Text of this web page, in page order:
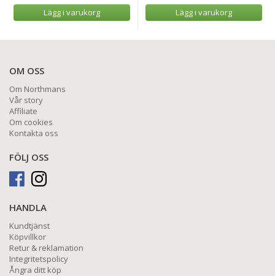
Lägg i varukorg Lägg i varukorg
OM OSS
Om Northmans
Vår story
Affiliate
Om cookies
Kontakta oss
FÖLJ OSS
HANDLA
Kundtjänst
Köpvillkor
Retur & reklamation
Integritetspolicy
Ångra ditt köp